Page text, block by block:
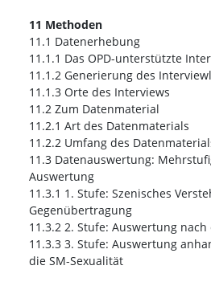
11 Methoden
11.1 Datenerhebung
11.1.1 Das OPD-unterstützte
11.1.2 Generierung des
11.1.3 Orte des Interviews
11.2 Zum Datenmaterial
11.2.1 Art des Datenmaterials
11.2.2 Umfang des
11.3 Datenauswertung:
Auswertung
11.3.1 1. Stufe: Szenisches
Gegenübertragung
11.3.2 2. Stufe: Auswertung nach
11.3.3 3. Stufe: Auswertung
die SM-Sexualität